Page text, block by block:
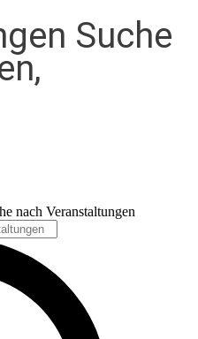
Suche
nach Veranstaltungen